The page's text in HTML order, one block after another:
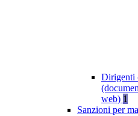
Dirigenti
web) 1
Sanzioni per